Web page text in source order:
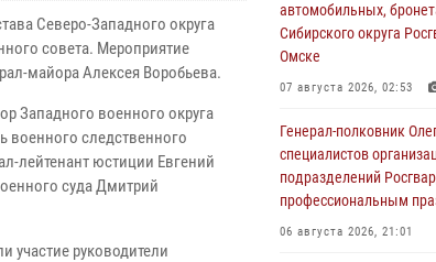
Северо-Западного округа
совета. Мероприятие
майора Алексея Воробьева.
Западного военного округа
военного следственного
лейтенант юстиции Евгений
суда Дмитрий
участие руководители
автомобильных,
Сибирского округа
Омске
07 августа 2026, 02:53
Генерал-полковник
специалистов
подразделений
профессиональным
06 августа 2026, 21:01